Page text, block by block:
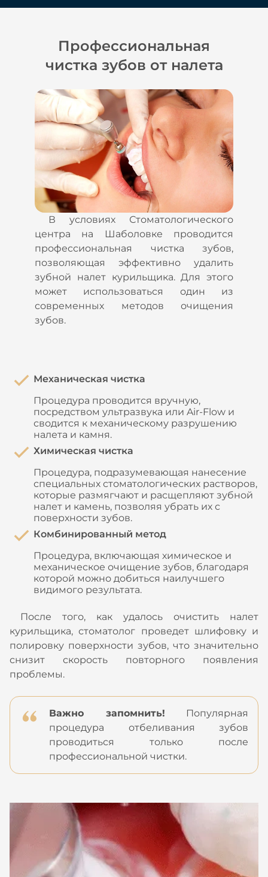
Профессиональная
чистка зубов от налета
В условиях Стоматологического
центра на Шаболовке проводится
профессиональная чистка зубов,
позволяющая эффективно удалить
зубной налет курильщика. Для этого
может использоваться один из
современных методов очищения
зубов.
Механическая чистка
Процедура проводится вручную,
посредством ультразвука или Air-Flow и
сводится к механическому разрушению
налета и камня.
Химическая чистка
Процедура, подразумевающая нанесение
специальных стоматологических растворов,
которые размягчают и расщепляют зубной
налет и камень, позволяя убрать их с
поверхности зубов.
Комбинированный метод
Процедура, включающая химическое и
механическое очищение зубов, благодаря
которой можно добиться наилучшего
видимого результата.
После того, как удалось очистить налет
курильщика, стоматолог проведет шлифовку и
полировку поверхности зубов, что значительно
снизит скорость повторного появления
проблемы.
Важно запомнить! Популярная
процедура отбеливания зубов
проводиться только после
профессиональной чистки.